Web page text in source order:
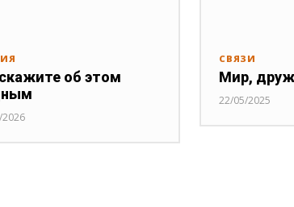
об этом
СВЯЗИ
Мир,
22/05/2025